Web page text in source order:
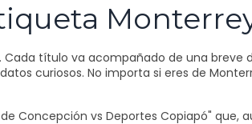
título va acompañado de una breve
curiosos. No importa si eres de
Concepción vs Deportes Copiapó"